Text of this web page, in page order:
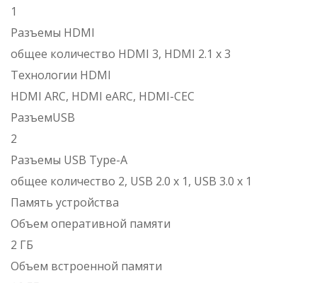
1
Разъемы HDMI
общее количество HDMI 3, HDMI 2.1 x 3
Технологии HDMI
HDMI ARC, HDMI eARC, HDMI-CEC
РазъемUSB
2
Разъемы USB Type-A
общее количество 2, USB 2.0 x 1, USB 3.0 x 1
Память устройства
Объем оперативной памяти
2 ГБ
Объем встроенной памяти